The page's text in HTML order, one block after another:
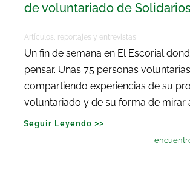
de voluntariado de Solidarios
Artículos, reportajes y entrevistas
Un fin de semana en El Escorial
pensar. Unas 75 personas
compartiendo experiencias de su
voluntariado y de su forma de mirar
Seguir Leyendo >>